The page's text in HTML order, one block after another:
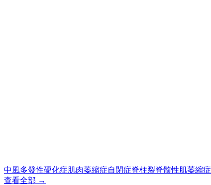
中風多發性硬化症肌肉萎縮症自閉症脊柱裂脊髓性肌萎縮症
查看全部 →